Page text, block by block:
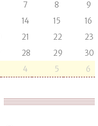
7 8
9
14 15
16
21 22
23
28 29
30
4 5 6